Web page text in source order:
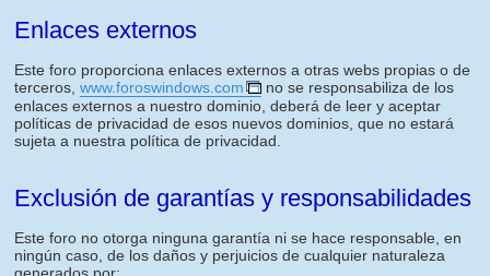
Enlaces externos
Este foro proporciona enlaces externos a otras webs propias o de
terceros, www.foroswindows.com
no se responsabiliza de los
enlaces externos a nuestro dominio, deberá de leer y aceptar
políticas de privacidad de esos nuevos dominios, que no estará
sujeta a nuestra política de privacidad.
Exclusión de garantías y responsabilidades
Este foro no otorga ninguna garantía ni se hace responsable, en
ningún caso, de los daños y perjuicios de cualquier naturaleza